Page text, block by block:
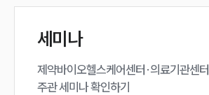
세미나
제약바이오헬스케어센터·의료기관센터
주관 세미나 확인하기